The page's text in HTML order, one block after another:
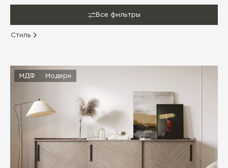
Все фильтры
Стиль
МДФ Модерн